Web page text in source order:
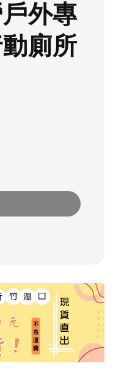
外專
廁所